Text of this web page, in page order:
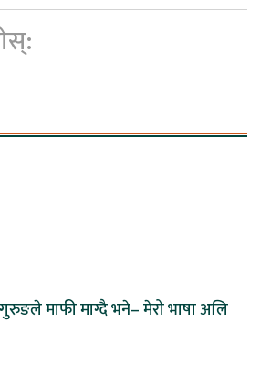
गुरुङले माफी माग्दै भने– मेरो भाषा अलि